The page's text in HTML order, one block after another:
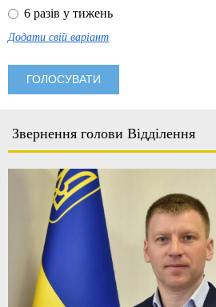
6 разів у тижень
Додати свій варіант
Звернення голови Відділення